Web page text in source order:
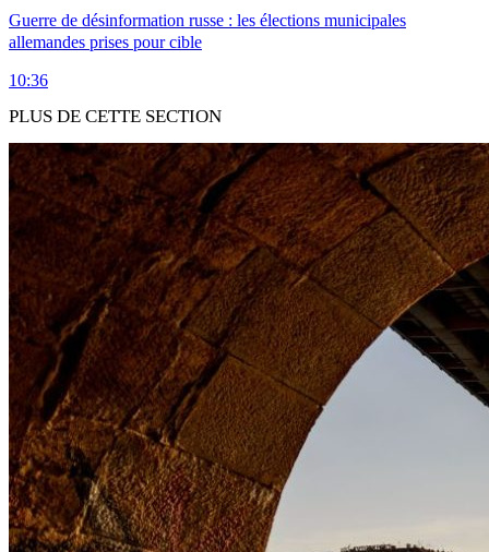
Guerre de désinformation russe : les élections municipales
allemandes prises pour cible
10:36
PLUS DE CETTE SECTION